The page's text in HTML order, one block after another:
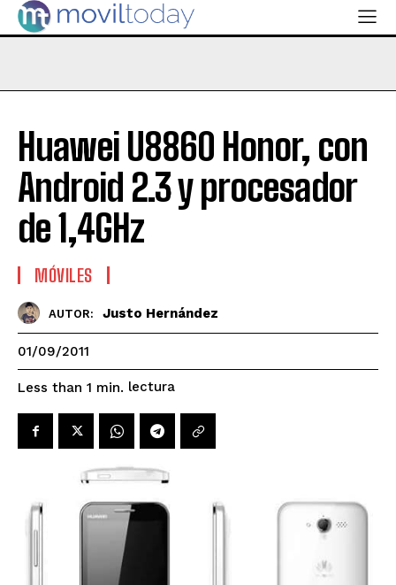
Huawei U8860 Honor, con
Android 2.3 y procesador
de 1,4GHz
MÓVILES
AUTOR: Justo Hernández
01/09/2011
Less than 1 min. lectura